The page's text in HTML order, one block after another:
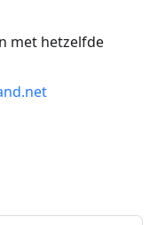
met hetzelfde